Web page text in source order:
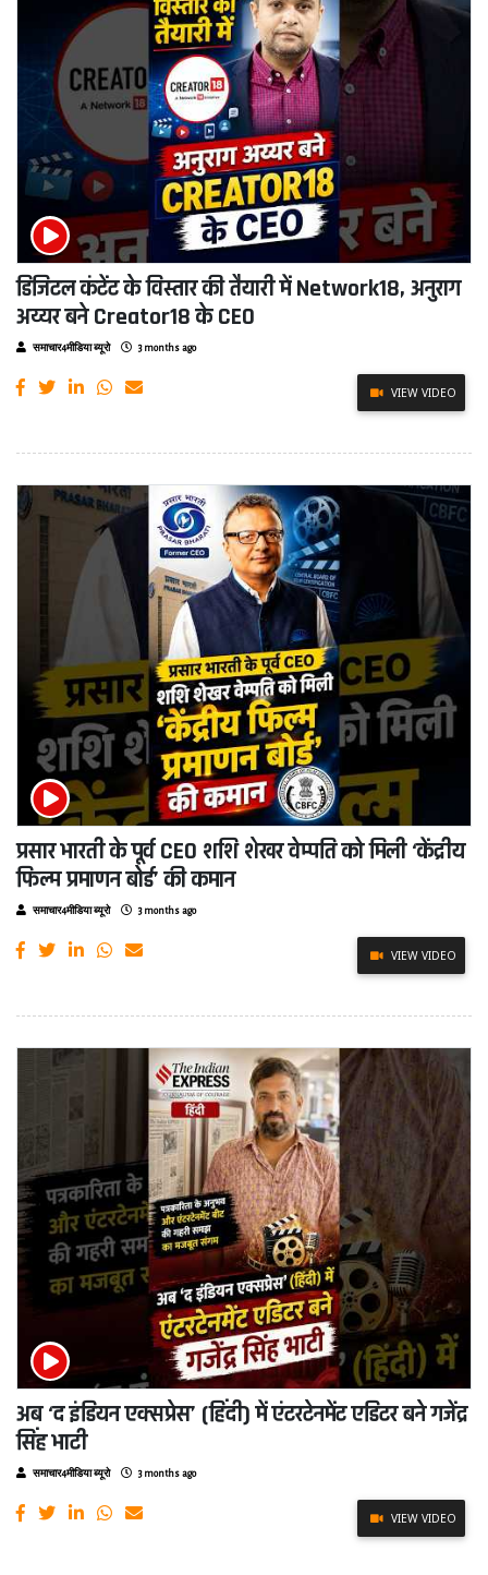
डिजिटल कंटेंट के विस्तार की तैयारी में Network18, अनुराग
अय्यर बने Creator18 के CEO
समाचार4मीडिया ब्यूरो 3 months ago
VIEW VIDEO
प्रसार भारती के पूर्व CEO शशि शेखर वेम्पति को मिली ‘केंद्रीय
फिल्म प्रमाणन बोर्ड’ की कमान
समाचार4मीडिया ब्यूरो 3 months ago
VIEW VIDEO
अब ‘द इंडियन एक्सप्रेस’ (हिंदी) में एंटरटेनमेंट एडिटर बने गजेंद्र
सिंह भाटी
समाचार4मीडिया ब्यूरो 3 months ago
VIEW VIDEO